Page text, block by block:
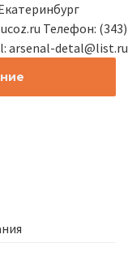
Телефон: (343)
arsenal-detal@list.ru